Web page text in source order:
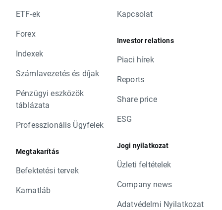
ETF-ek
Forex
Indexek
Számlavezetés és díjak
Pénzügyi eszközök
táblázata
Professzionális Ügyfelek
Megtakarítás
Befektetési tervek
Kamatláb
Kapcsolat
Investor relations
Piaci hírek
Reports
Share price
ESG
Jogi nyilatkozat
Üzleti feltételek
Company news
Adatvédelmi Nyilatkozat